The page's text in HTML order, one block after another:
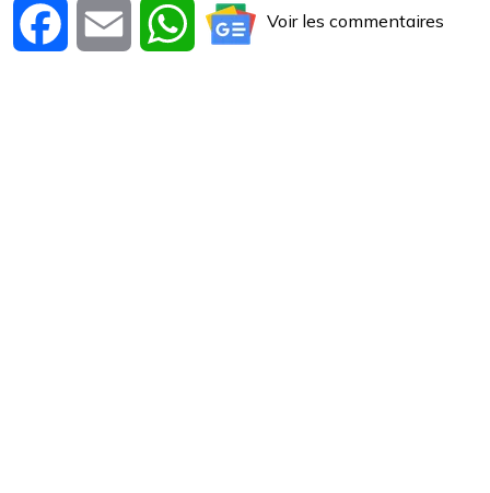
Facebook Email WhatsAppVoir les commentaires